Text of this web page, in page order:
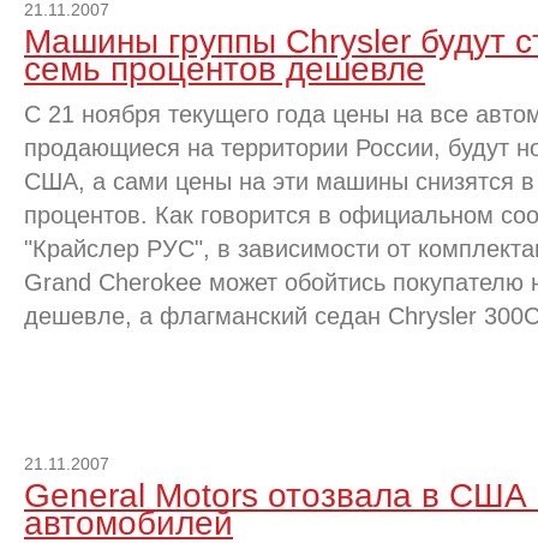
21.11.2007
Машины группы Chrysler будут
семь процентов дешевле
С 21 ноября текущего года цены на все
продающиеся на территории России, будут
США, а сами цены на эти машины снизятся
процентов. Как говорится в официальном
"Крайслер РУС", в зависимости от
Grand Cherokee может обойтись покупателю
дешевле, а флагманский седан Chrysler
21.11.2007
General Motors отозвала в США
автомобилей